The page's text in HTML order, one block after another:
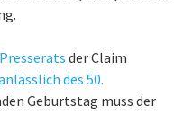
der Claim
des 50.
Geburtstag muss der